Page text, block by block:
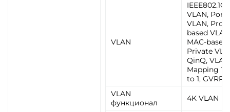
VLAN
VLAN,
VLAN,
based
MAC-based
Private
QinQ, VLAN
Mapping 1
to 1, GVRP
VLAN
функционал
4K VLAN